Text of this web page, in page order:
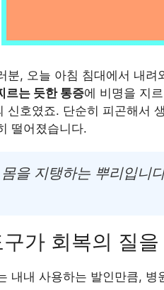
분, 오늘 아침 침대에서 내
르는 듯한 통증에 비명을 지
신호였죠. 단순히 피곤해서
떨어졌습니다.
을 지탱하는 뿌리입니
가 회복의 질
내내 사용하는 발인만큼, 병